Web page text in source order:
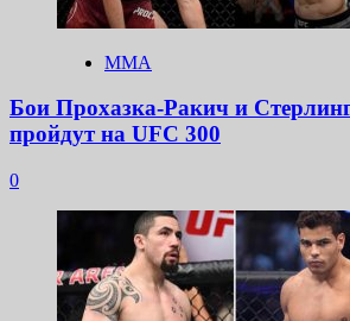
ММА
Бои Прохазка-Ракич и
пройдут на UFC 300
0